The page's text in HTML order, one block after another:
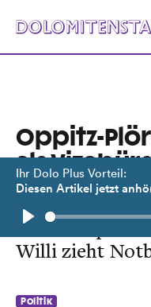
Ihr Dolo Plus Vorteil:
Diesen Artikel jetzt
Play
Oppitz-
als
Politikerin
Willi zieht
Politik